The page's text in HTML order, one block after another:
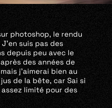
photoshop, le rendu
suis pas des
depuis peu avec le
des années de
j’aimerai bien au
de la bête, car Sai si
limité pour des